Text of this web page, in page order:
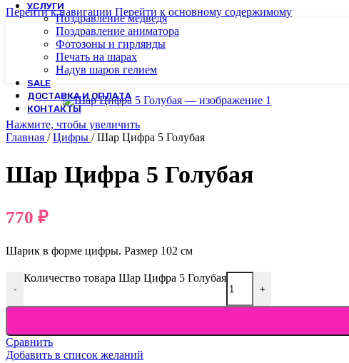
Перейти к навигации Перейти к основному содержимому
УСЛУГИ
Поздравление медведя
Поздравление аниматора
Фотозоны и гирлянды
Печать на шарах
Надув шаров гелием
SALE
ДОСТАВКА И ОПЛАТА
КОНТАКТЫ
Нажмите, чтобы увеличить
Главная / Цифры / Шар Цифра 5 Голубая
Шар Цифра 5 Голубая
770 ₽
Шарик в форме цифры. Размер 102 см
-
Количество товара Шар Цифра 5 Голубая
+
Сравнить
Добавить в список желаний